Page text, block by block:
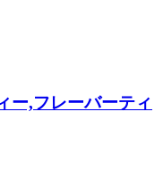
ー,フレーバーティ